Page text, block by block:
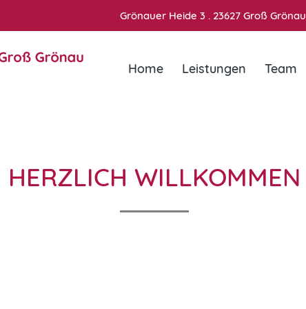
Grönauer Heide 3 . 23627 Groß Grönau
Home Leistungen Team
HERZLICH WILLKOMMEN